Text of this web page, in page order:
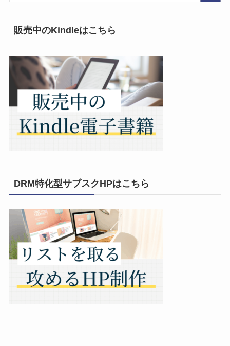
販売中のKindleはこちら
DRM特化型サブスクHPはこちら